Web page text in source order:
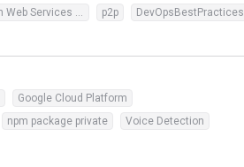
Amazon Web Services (AWS) p2p DevOpsBestPractices
Google Cloud Platform
npm package private
Voice Detection